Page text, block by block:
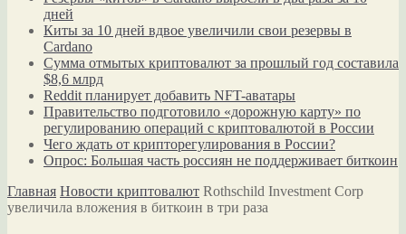
дней
Киты за 10 дней вдвое увеличили свои резервы в
Cardano
Сумма отмытых криптовалют за прошлый год составила
$8,6 млрд
Reddit планирует добавить NFT-аватары
Правительство подготовило «дорожную карту» по
регулированию операций с криптовалютой в России
Чего ждать от крипторегулирования в России?
Опрос: Большая часть россиян не поддерживает биткоин
Главная Новости криптовалют Rothschild Investment Corp
увеличила вложения в биткоин в три раза